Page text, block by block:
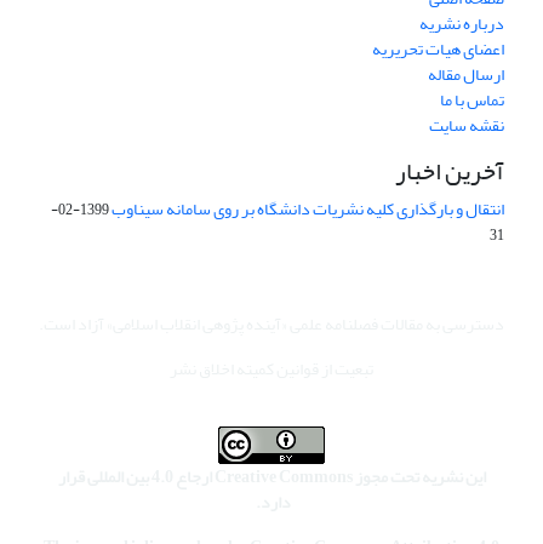
درباره نشریه
اعضای هیات تحریریه
ارسال مقاله
تماس با ما
نقشه سایت
آخرین اخبار
انتقال و بارگذاری کلیه نشریات دانشگاه بر روی سامانه سیناوب
1399-02-
31